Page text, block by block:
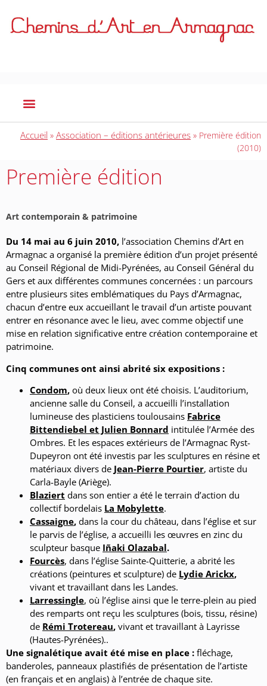
Accueil » Association – éditions antérieures » Première édition
(2010)
Première édition
Art contemporain & patrimoine
Du 14 mai au 6 juin 2010, l’association Chemins d’Art en
Armagnac a organisé la première édition d’un projet présenté
au Conseil Régional de Midi-Pyrénées, au Conseil Général du
Gers et aux différentes communes concernées : un parcours
entre plusieurs sites emblématiques du Pays d’Armagnac,
chacun d’entre eux accueillant le travail d’un artiste pouvant
entrer en résonance avec le lieu, avec comme objectif une
mise en relation significative entre création contemporaine et
patrimoine.
Cinq communes ont ainsi abrité six expositions :
Condom, où deux lieux ont été choisis. L’auditorium,
ancienne salle du Conseil, a accueilli l’installation
lumineuse des plasticiens toulousains Fabrice
Bittendiebel et Julien Bonnard intitulée l’Armée des
Ombres. Et les espaces extérieurs de l’Armagnac Ryst-
Dupeyron ont été investis par les sculptures en résine et
matériaux divers de Jean-Pierre Pourtier, artiste du
Carla-Bayle (Ariège).
Blaziert dans son entier a été le terrain d’action du
collectif bordelais La Mobylette.
Cassaigne, dans la cour du château, dans l’église et sur
le parvis de l’église, a accueilli les œuvres en zinc du
sculpteur basque Iñaki Olazabal.
Fourcès, dans l’église Sainte-Quitterie, a abrité les
créations (peintures et sculpture) de Lydie Arickx,
vivant et travaillant dans les Landes.
Larressingle, où l’église ainsi que le terre-plein au pied
des remparts ont reçu les sculptures (bois, tissu, résine)
de Rémi Trotereau, vivant et travaillant à Layrisse
(Hautes-Pyrénées)..
Une signalétique avait été mise en place : fléchage,
banderoles, panneaux plastifiés de présentation de l’artiste
(en français et en anglais) à l’entrée de chaque site.